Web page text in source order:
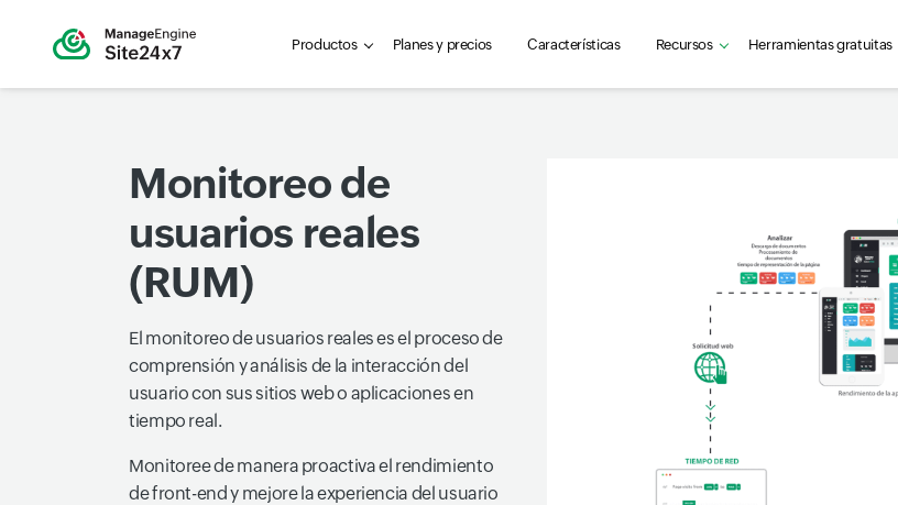
Productos Planes y precios Características Recursos Herramientas gratuitas
Monitoreo de
usuarios reales
(RUM)
El monitoreo de usuarios reales es el proceso de
comprensión y análisis de la interacción del
usuario con sus sitios web o aplicaciones en
tiempo real.
Monitoree de manera proactiva el rendimiento
de front-end y mejore la experiencia del usuario